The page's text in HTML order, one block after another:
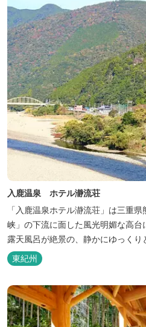
入鹿温泉 ホテル瀞流荘
「入鹿温泉ホテル瀞流荘」は三重
峡」の下流に面した風光明媚な高
露天風呂が絶景の、静かにゆっくり
る温泉宿泊施設です。 熊野古道をはじめ、日本一の棚田と称される
丸山千枚田、赤木城跡、熊野本宮大
クセスには大変便利な立地と...
東紀州